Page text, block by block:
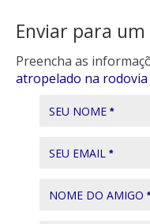
Enviar para
Preencha as
atropelado na rodovia
SEU NOME *
SEU EMAIL *
NOME DO AMIGO *